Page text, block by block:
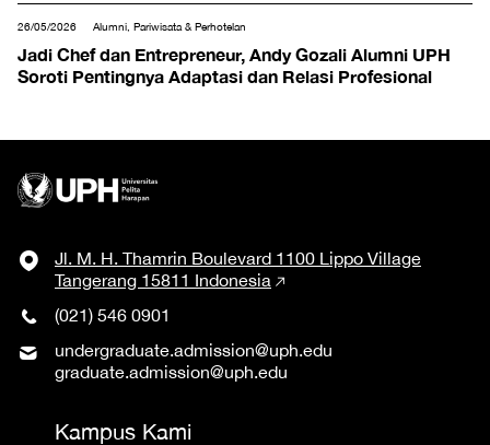
26/05/2026 Alumni, Pariwisata & Perhotelan
Jadi Chef dan Entrepreneur, Andy Gozali Alumni UPH
Soroti Pentingnya Adaptasi dan Relasi Profesional
Jl. M. H. Thamrin Boulevard 1100 Lippo Village
Tangerang 15811 Indonesia
(021) 546 0901
undergraduate.admission@uph.edu
graduate.admission@uph.edu
Kampus Kami